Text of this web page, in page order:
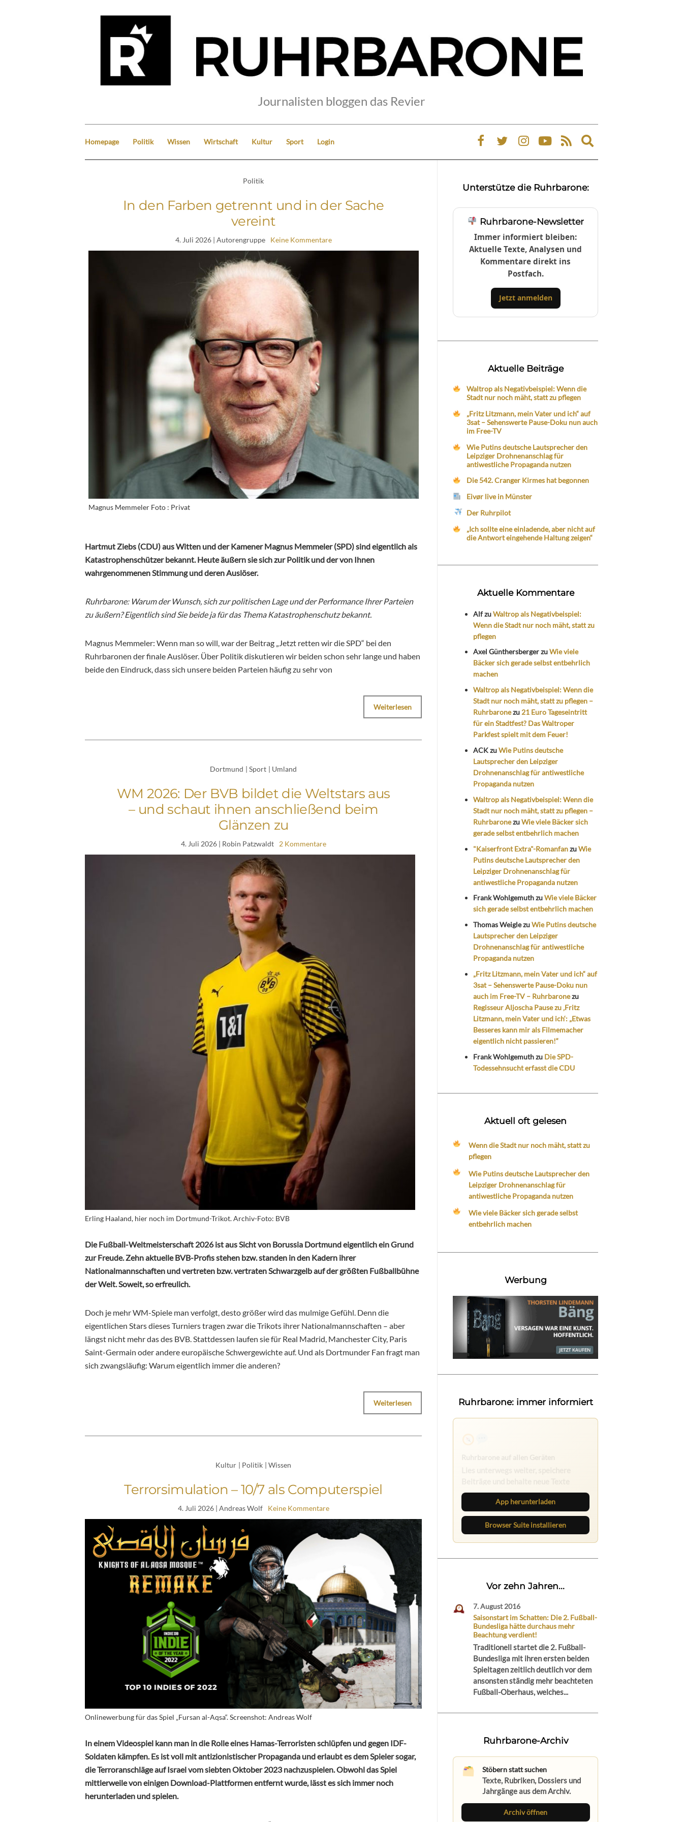
Journalisten bloggen das Revier
Homepage Politik Wissen Wirtschaft Kultur Sport Login
Expand
search
Politik
In den Farben getrennt und in der Sache
vereint
4. Juli 2026| Autorengruppe Keine Kommentare
Magnus Memmeler Foto : Privat
Hartmut Ziebs (CDU) aus Witten und der Kamener Magnus Memmeler (SPD) sind eigentlich als
Katastrophenschützer bekannt. Heute äußern sie sich zur Politik und der von Ihnen
wahrgenommenen Stimmung und deren Auslöser.
Ruhrbarone: Warum der Wunsch, sich zur politischen Lage und der Performance Ihrer Parteien
zu äußern? Eigentlich sind Sie beide ja für das Thema Katastrophenschutz bekannt.
Magnus Memmeler: Wenn man so will, war der Beitrag „Jetzt retten wir die SPD“ bei den
Ruhrbaronen der finale Auslöser. Über Politik diskutieren wir beiden schon sehr lange und haben
beide den Eindruck, dass sich unsere beiden Parteien häufig zu sehr von
Weiterlesen
Dortmund | Sport | Umland
WM 2026: Der BVB bildet die Weltstars aus
– und schaut ihnen anschließend beim
Glänzen zu
4. Juli 2026| Robin Patzwaldt 2 Kommentare
Erling Haaland, hier noch im Dortmund-Trikot. Archiv-Foto: BVB
Die Fußball-Weltmeisterschaft 2026 ist aus Sicht von Borussia Dortmund eigentlich ein Grund
zur Freude. Zehn aktuelle BVB-Profis stehen bzw. standen in den Kadern ihrer
Nationalmannschaften und vertreten bzw. vertraten Schwarzgelb auf der größten Fußballbühne
der Welt. Soweit, so erfreulich.
Doch je mehr WM-Spiele man verfolgt, desto größer wird das mulmige Gefühl. Denn die
eigentlichen Stars dieses Turniers tragen zwar die Trikots ihrer Nationalmannschaften – aber
längst nicht mehr das des BVB. Stattdessen laufen sie für Real Madrid, Manchester City, Paris
Saint-Germain oder andere europäische Schwergewichte auf. Und als Dortmunder Fan fragt man
sich zwangsläufig: Warum eigentlich immer die anderen?
Weiterlesen
Kultur | Politik | Wissen
Terrorsimulation – 10/7 als Computerspiel
4. Juli 2026| Andreas Wolf Keine Kommentare
Onlinewerbung für das Spiel „Fursan al-Aqsa“. Screenshot: Andreas Wolf
In einem Videospiel kann man in die Rolle eines Hamas-Terroristen schlüpfen und gegen IDF-
Soldaten kämpfen. Es ist voll mit antizionistischer Propaganda und erlaubt es dem Spieler sogar,
die Terroranschläge auf Israel vom siebten Oktober 2023 nachzuspielen. Obwohl das Spiel
mittlerweile von einigen Download-Plattformen entfernt wurde, lässt es sich immer noch
herunterladen und spielen.
Unterstütze die Ruhrbarone:
Ruhrbarone-Newsletter
Immer informiert bleiben:
Aktuelle Texte, Analysen und
Kommentare direkt ins
Postfach.
Jetzt anmelden
Aktuelle Beiträge
Waltrop als Negativbeispiel: Wenn die
Stadt nur noch mäht, statt zu pflegen
„Fritz Litzmann, mein Vater und ich“ auf
3sat – Sehenswerte Pause-Doku nun auch
im Free-TV
Wie Putins deutsche Lautsprecher den
Leipziger Drohnenanschlag für
antiwestliche Propaganda nutzen
Die 542. Cranger Kirmes hat begonnen
Eivør live in Münster
Der Ruhrpilot
„Ich sollte eine einladende, aber nicht auf
die Antwort eingehende Haltung zeigen“
Aktuelle Kommentare
AlfzuWaltrop als Negativbeispiel:
Wenn die Stadt nur noch mäht, statt zu
pflegen
Axel GünthersbergerzuWie viele
Bäcker sich gerade selbst entbehrlich
machen
Waltrop als Negativbeispiel: Wenn die
Stadt nur noch mäht, statt zu pflegen –
Ruhrbaronezu 21 Euro Tageseintritt
für ein Stadtfest? Das Waltroper
Parkfest spielt mit dem Feuer!
ACKzuWie Putins deutsche
Lautsprecher den Leipziger
Drohnenanschlag für antiwestliche
Propaganda nutzen
Waltrop als Negativbeispiel: Wenn die
Stadt nur noch mäht, statt zu pflegen –
RuhrbaronezuWie viele Bäcker sich
gerade selbst entbehrlich machen
"Kaiserfront Extra"-RomanfanzuWie
Putins deutsche Lautsprecher den
Leipziger Drohnenanschlag für
antiwestliche Propaganda nutzen
Frank WohlgemuthzuWie viele Bäcker
sich gerade selbst entbehrlich machen
Thomas WeiglezuWie Putins deutsche
Lautsprecher den Leipziger
Drohnenanschlag für antiwestliche
Propaganda nutzen
„Fritz Litzmann, mein Vater und ich“ auf
3sat – Sehenswerte Pause-Doku nun
auch im Free-TV – Ruhrbaronezu
Regisseur Aljoscha Pause zu ‚Fritz
Litzmann, mein Vater und ich‘: „Etwas
Besseres kann mir als Filmemacher
eigentlich nicht passieren!“
Frank Wohlgemuthzu Die SPD-
Todessehnsucht erfasst die CDU
Aktuell oft gelesen
Wenn die Stadt nur noch mäht, statt zu
pflegen
Wie Putins deutsche Lautsprecher den
Leipziger Drohnenanschlag für
antiwestliche Propaganda nutzen
Wie viele Bäcker sich gerade selbst
entbehrlich machen
Werbung
Ruhrbarone: immer informiert
App herunterladen
Browser Suite installieren
Vor zehn Jahren...
7. August 2016
Saisonstart im Schatten: Die 2. Fußball-
Bundesliga hätte durchaus mehr
Beachtung verdient!
Traditionell startet die 2. Fußball-
Bundesliga mit ihren ersten beiden
Spieltagen zeitlich deutlich vor dem
ansonsten ständig mehr beachteten
Fußball-Oberhaus, welches...
Ruhrbarone-Archiv
Stöbern statt suchen
Texte, Rubriken, Dossiers und
Jahrgänge aus dem Archiv.
Archiv öffnen